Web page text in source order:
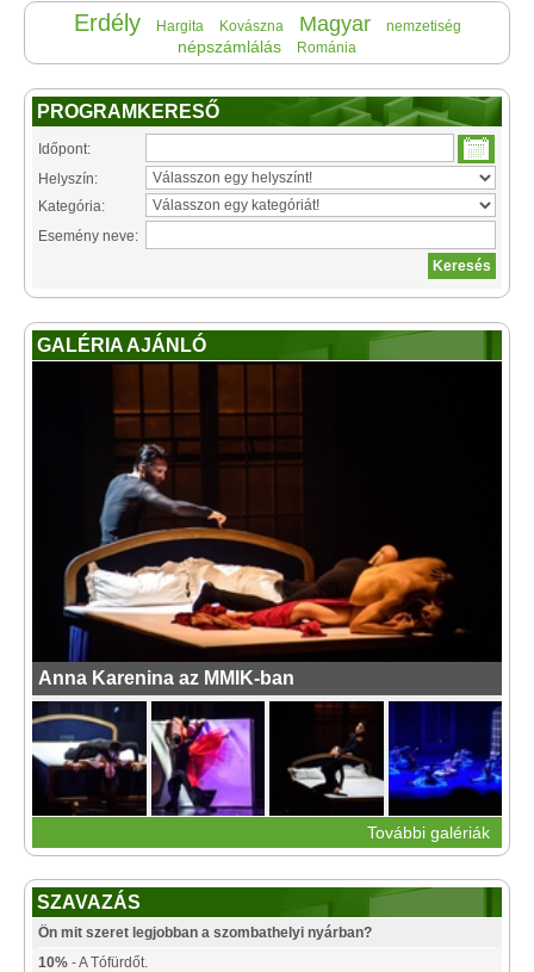
Erdély Hargita Kovászna Magyar nemzetiség
népszámlálás Románia
PROGRAMKERESŐ
Időpont:
Helyszín:
Kategória:
Esemény neve:
GALÉRIA AJÁNLÓ
Anna Karenina az MMIK-ban
További galériák
SZAVAZÁS
Ön mit szeret legjobban a szombathelyi nyárban?
10% - A Tófürdőt.